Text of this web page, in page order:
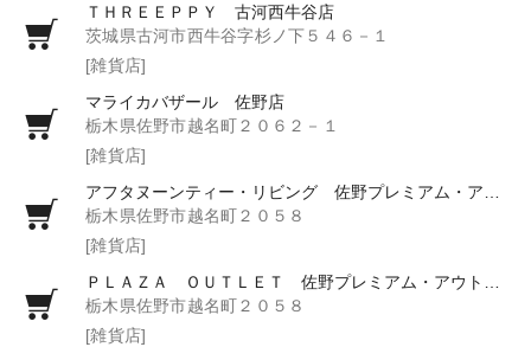
ＴＨＲＥＥＰＰＹ 古河西牛谷店
茨城県古河市西牛谷字杉ノ下５４６－１
[雑貨店]
マライカバザール 佐野店
栃木県佐野市越名町２０６２－１
[雑貨店]
アフタヌーンティー・リビング 佐野プレミアム・アウトレット
栃木県佐野市越名町２０５８
[雑貨店]
ＰＬＡＺＡ ＯＵＴＬＥＴ 佐野プレミアム・アウトレット店
栃木県佐野市越名町２０５８
[雑貨店]